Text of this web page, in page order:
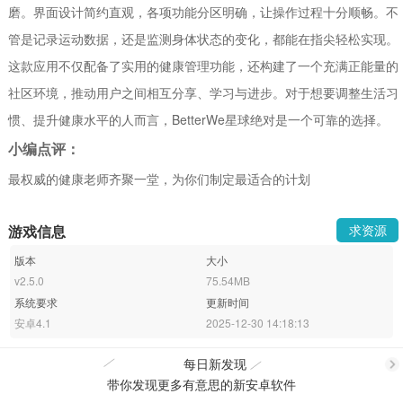
磨。界面设计简约直观，各项功能分区明确，让操作过程十分顺畅。不
管是记录运动数据，还是监测身体状态的变化，都能在指尖轻松实现。
这款应用不仅配备了实用的健康管理功能，还构建了一个充满正能量的
社区环境，推动用户之间相互分享、学习与进步。对于想要调整生活习
惯、提升健康水平的人而言，BetterWe星球绝对是一个可靠的选择。
小编点评：
最权威的健康老师齐聚一堂，为你们制定最适合的计划
游戏信息 求资源
版本
v2.5.0
大小
75.54MB
系统要求
安卓4.1
更新时间
2025-12-30 14:18:13
每日新发现
带你发现更多有意思的新安卓软件